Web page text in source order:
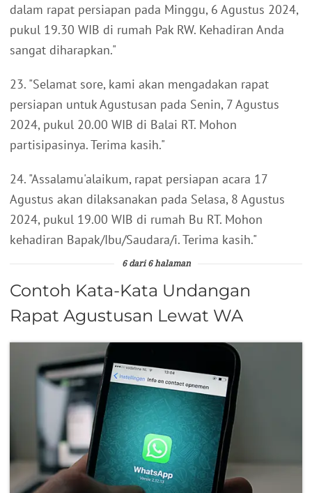
dalam rapat persiapan pada Minggu, 6 Agustus 2024,
pukul 19.30 WIB di rumah Pak RW. Kehadiran Anda
sangat diharapkan."
23. "Selamat sore, kami akan mengadakan rapat
persiapan untuk Agustusan pada Senin, 7 Agustus
2024, pukul 20.00 WIB di Balai RT. Mohon
partisipasinya. Terima kasih."
24. "Assalamu'alaikum, rapat persiapan acara 17
Agustus akan dilaksanakan pada Selasa, 8 Agustus
2024, pukul 19.00 WIB di rumah Bu RT. Mohon
kehadiran Bapak/Ibu/Saudara/i. Terima kasih."
6 dari 6 halaman
Contoh Kata-Kata Undangan
Rapat Agustusan Lewat WA